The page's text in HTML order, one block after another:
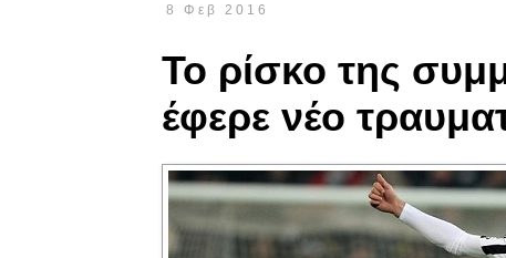
8 Φεβ 2016
Το ρίσκο της
έφερε νέο